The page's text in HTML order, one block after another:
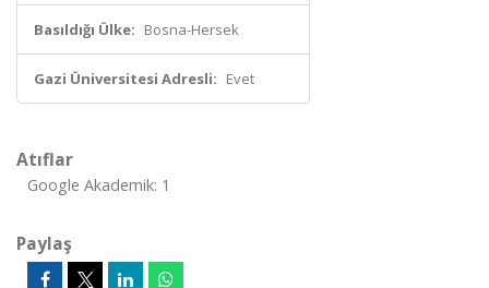
Basıldığı Ülke: Bosna-Hersek
Gazi Üniversitesi Adresli: Evet
Atıflar
Google Akademik: 1
Paylaş